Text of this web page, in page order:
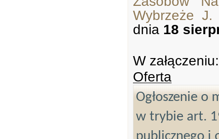
Wybrzeże J.
dnia 18
W załączeniu:
Oferta
Ogłoszenie o
w trybie art.